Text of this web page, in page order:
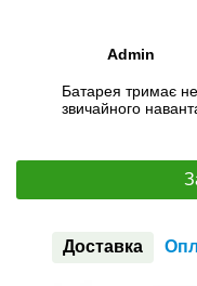
Admin
Батарея тримає
звичайного
Доставка